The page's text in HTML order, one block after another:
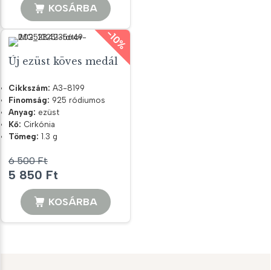
was:
500 Ft.
is:
10
350 Ft.
KOSÁRBA
-10%
Új ezüst köves medál
Cikkszám: A3-8199
Finomság: 925 ródiumos
Anyag: ezüst
Kő: Cirkónia
Tömeg: 1.3 g
6 500Ft
Original
price
was:
5 850 Ft
price
is:
5
KOSÁRBA